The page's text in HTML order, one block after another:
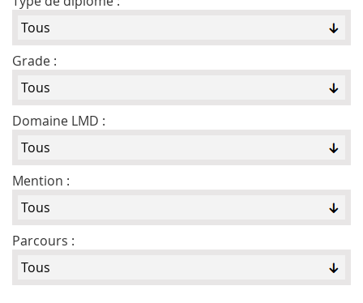
Grade :
Domaine LMD :
Mention :
Parcours :